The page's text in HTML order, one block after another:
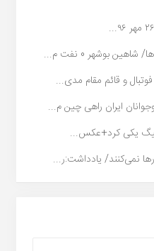
بوشهر 0 نفت م...
و قائم مقام مدی...
ایران راهی چین م...
لیگ یکی کرد+عکس...
نمی‌کنند/ یادداشت:ر...